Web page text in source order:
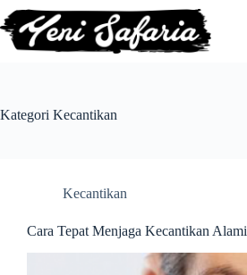
Skip
to
content
Kategori Kecantikan
Kecantikan
Cara Tepat Menjaga Kecantikan Alami